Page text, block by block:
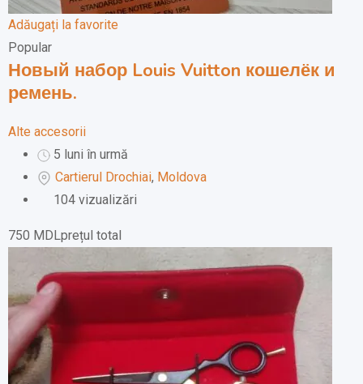
Adăugați la favorite
Popular
Новый набор Louis Vuitton кошелёк и
ремень.
Alte accesorii
5 luni în urmă
Cartierul Drochiai, Moldova
104 vizualizări
750 MDLprețul total